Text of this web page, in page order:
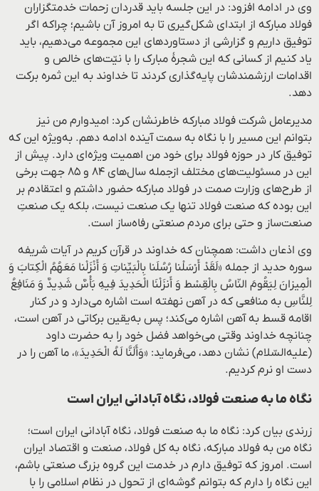
وی در ادامه افزود: در این جلسه باید قدردان زحمات خدمتگزاران
فولاد مبارکه از ابتدای شکل‌گیری تا به امروز آن باشیم؛ چراکه اگر
توفیق داریم و گزارشی از دستاوردهای این مجموعه می‌دهیم، باید
یاد کنیم از کسانی که این شجرۀ مبارک را با نیّت‌های خالص و
اقدامات ارزشمندشان پایه‌گذاری کردند تا خداوند به این ثمره برکت
دهد.
مدیرعامل شرکت فولاد مبارکه خاطرنشان کرد: امیدوارم من نیز
بتوانم این مسیر را با نگاه به سمت آینده ادامه دهم. به‌ویژه این که
توفیق کار در حوزه فولاد برای خود من اهميت ویژه‌ای دارد. پیش‌ از
این در مسئولیت‌های مختلف ازجمله سال‌های ۸۴ و ۸۵ جهت برخی
از طرح‌های وزارت صمت در فولاد مبارکه حضور داشتم و اعتقادم بر
این بوده که صنعت فولاد تنها یک صنعت نیست، بلکه یک صنعتِ
صنعت‌ساز و حتی برای مردم صنعتی رفاه‌ساز است.
وی اذعان داشت: همچنان که خداوند در قرآن کریم در آیات شریفه
سوره حدید از جمله «لَقَدْ أَرْسَلْنا رُسُلَنا بِالْبَیِّناتِ وَ أَنْزَلْنا مَعَهُمُ الْکِتابَ وَ
الْمِیزانَ لِیَقُومَ النّاسُ بِالْقِسْط وَ أَنزَلْنَا الْحَدِيدَ فِيهِ بَأْسٌ شَدِيدٌ وَ مَنَافِعُ
لِلنَّاسِ به منافعی که در آهن نهفته است اشاره می‌دارد و در کنار
اقامه قسط به آهن اشاره می‌کند؛ پس به‌یقین برکاتی در آهن است،
چنانچه خداوند وقتی می‌خواهد فضل خود را به حضرت داود
(علیه‌السّلام) نشان دهد، می‌فرماید: «وَأَلَنَّا لَهُ الْحَدِيدَ»، ما آهن را در
دست او نرم کردیم.
نگاه ما به صنعت فولاد، نگاه آبادانی ایران است
زرندی بیان کرد: نگاه ما به صنعت فولاد، نگاه آبادانی ایران است؛
نگاه من به فولاد مبارکه، نگاه به کل فولاد، صنعت و اقتصاد ایران
است. امروز که توفیق دارم در خدمت این گروه بزرگ صنعتی باشم،
این نگاه را دارم که بتوانم گوشه‌ای از تحول در نظام اسلامی را با